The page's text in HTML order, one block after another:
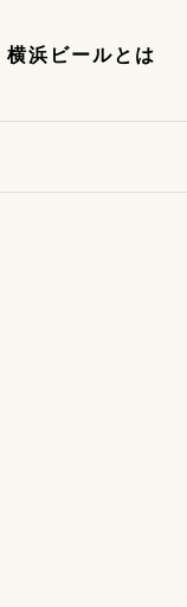
横浜ビールとは